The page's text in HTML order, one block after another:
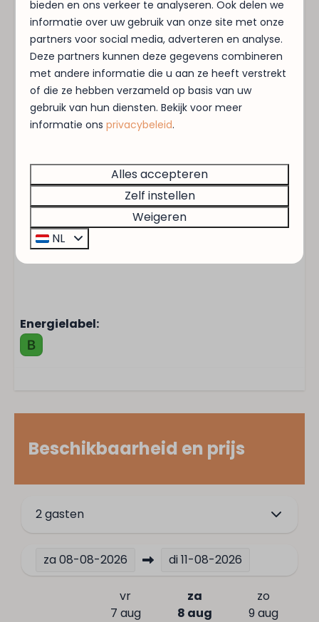
Droogrek
Stofzuiger
Wasmachine
Verwarming & Verkoeling
Centrale verwarming
Entertainment
Flatscreen TV
Smart TV
Omheinde tuin
Tuin
Horren
Ligging
Dichtbij het strand
grond.
Op de eerste verdieping zijn twee ruime
slaapkamers met nieuwe bedden en handige
inbouwkasten voor kleding en bagage. De eerste
slaapkamer heeft drie slaapplekken (een fijne
tweepersoons boxspring en een
eenpersoonsbed). De andere slaapkamer heeft
een fijne werkplek gecreëerd met een bureau,
bureaustoel en beeldscherm om een laptop op
aan te sluiten. Alle bedden zullen bij aankomst al
heerlijk voor u opgemaakt zijn met
eenpersoonsdekbedden.
Energielabel:
Beschikbaarheid en prijs
2 gasten
za08-08-2026 di11-08-2026
vr
7 aug
za
8 aug
zo
9 aug
bieden en ons verkeer te analyseren. Ook delen we
informatie over uw gebruik van onze site met onze
partners voor social media, adverteren en analyse.
Deze partners kunnen deze gegevens combineren
met andere informatie die u aan ze heeft verstrekt
of die ze hebben verzameld op basis van uw
gebruik van hun diensten. Bekijk voor meer
informatie onsprivacybeleid.
Alles accepteren
Zelf instellen
Weigeren
NL